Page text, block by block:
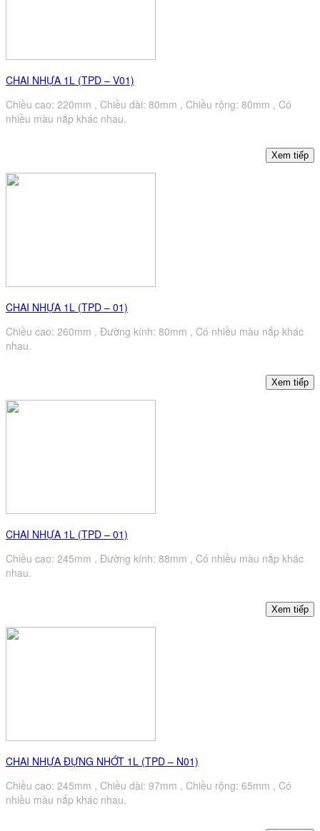
CHAI NHỰA 1L (TPD – V01)
Chiều cao: 220mm , Chiều dài: 80mm , Chiều rộng: 80mm , Có
nhiều màu nắp khác nhau.
CHAI NHỰA 1L (TPD – 01)
Chiều cao: 260mm , Đường kính: 80mm , Có nhiều màu nắp khác
nhau.
CHAI NHỰA 1L (TPD – 01)
Chiều cao: 245mm , Đường kính: 88mm , Có nhiều màu nắp khác
nhau.
CHAI NHỰA ĐỰNG NHỚT 1L (TPD – N01)
Chiều cao: 245mm , Chiều dài: 97mm , Chiều rộng: 65mm , Có
nhiều màu nắp khác nhau.